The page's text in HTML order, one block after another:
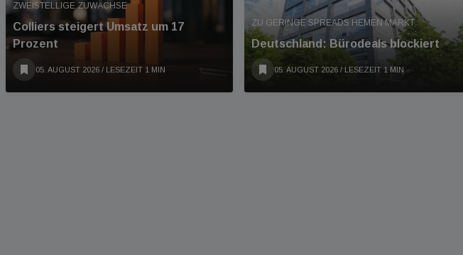
ZWEISTELLIGE ZUWÄCHSE
Colliers steigert Umsatz um 17
Prozent
05. AUGUST 2026 / LESEZEIT 1 MIN
ZU GERINGE SPREADS HEMEN MARKT
Deutschland: Bürodeals blockiert
05. AUGUST 2026 / LESEZEIT 1 MIN